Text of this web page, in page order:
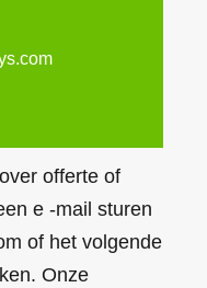
offerte of
e -mail sturen
of het volgende
Onze